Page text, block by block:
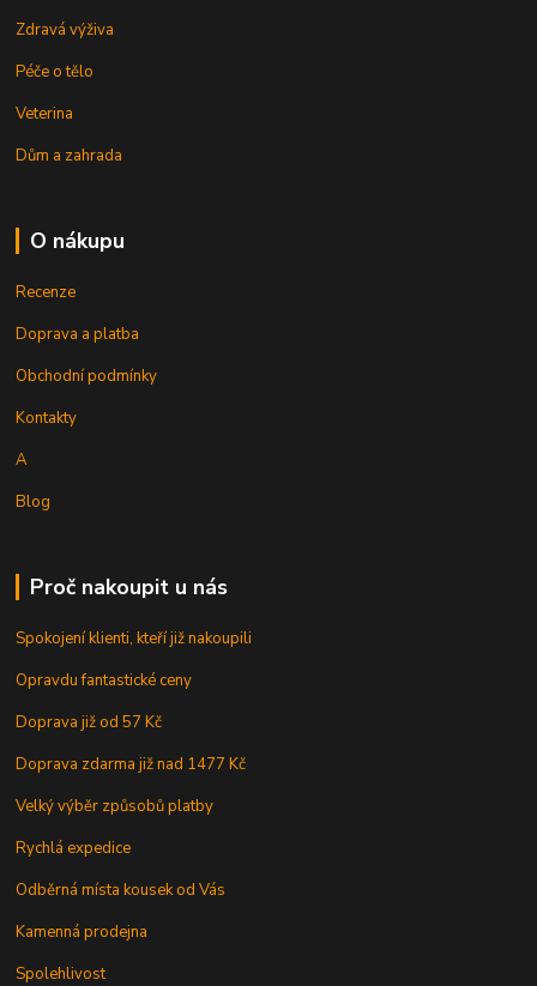
Zdravá výživa
Péče o tělo
Veterina
Dům a zahrada
O nákupu
Recenze
Doprava a platba
Obchodní podmínky
Kontakty
A
Blog
Proč nakoupit u nás
Spokojení klienti, kteří již nakoupili
Opravdu fantastické ceny
Doprava již od 57 Kč
Doprava zdarma již nad 1477 Kč
Velký výběr způsobů platby
Rychlá expedice
Odběrná místa kousek od Vás
Kamenná prodejna
Spolehlivost